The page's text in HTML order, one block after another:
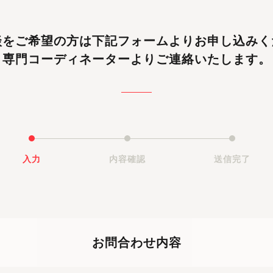
ご希望の方は下記フォームよりお申し込み
専門コーディネーターよりご連絡いたします。
入力 内容確認 送信完了
お問合わせ内容